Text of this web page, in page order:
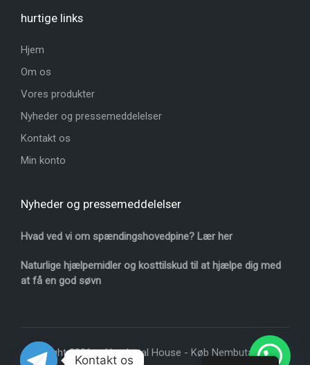
hurtige links
Hjem
Om os
Vores produkter
Nyheder og pressemeddelelser
Kontakt os
Min konto
Nyheder og pressemeddelelser
Hvad ved vi om spændingshovedpine? Lær her
Naturlige hjælpemidler og kosttilskud til at hjælpe dig med
at få en god søvn
Copyright 2026 — Nembutal House - Køb Nembutal online
Kontakt os